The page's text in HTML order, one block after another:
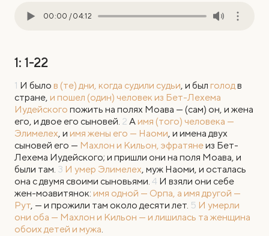
00:00 / 04:12
1: 1-22
1 И было в (те) дни, когда судили судьи, и был голодв
стране, и пошел (один) человек из Бет-Лехема
Иудейского пожить на полях Моава — (сам) он, и жена
его, и двое его сыновей. 2 А имя (того) человека —
Элимелех, и имя жены его — Наоми, и имена двух
сыновей его — Махлон и Кильон, эфратянеиз Бет-
Лехема Иудейского; и пришли они на поля Моава, и
были там. 3 И умер Элимелех, муж Наоми, и осталась
она с двумя своими сыновьями. 4 И взяли они себе
жен-моавитянок: имя одной — Орпа, а имя другой —
Рут, — и прожили там около десяти лет. 5 И умерли
они оба — Махлон и Кильон — и лишилась та женщина
обоих детей и мужа.